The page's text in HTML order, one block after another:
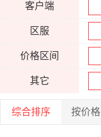
客户端
区服
价格区间
其它
综合排序 按价格